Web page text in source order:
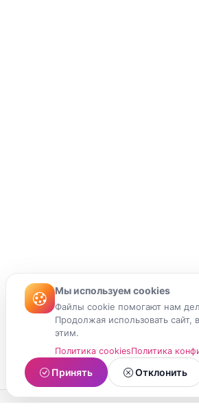
Мы используем cookies
Файлы cookie помогают нам
Продолжая использовать сайт,
этим.
Политика cookiesПолитика
Принять Отклонить